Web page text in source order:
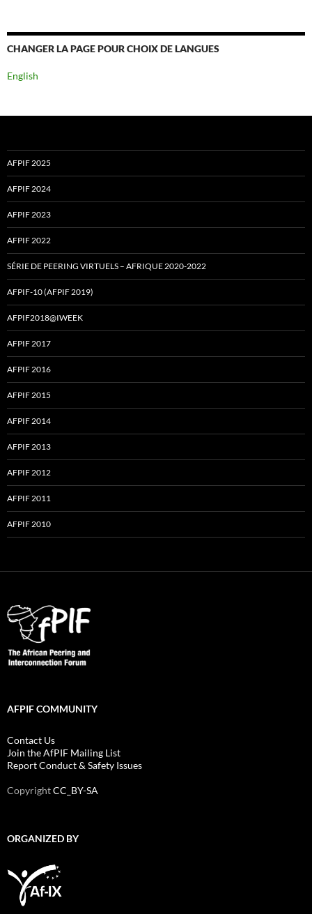
CHANGER LA PAGE POUR CHOIX DE LANGUES
English
AFPIF 2025
AFPIF 2024
AFPIF 2023
AFPIF 2022
SÉRIE DE PEERING VIRTUELS – AFRIQUE 2020-2022
AFPIF-10 (AFPIF 2019)
AFPIF2018@IWEEK
AFPIF 2017
AFPIF 2016
AFPIF 2015
AFPIF 2014
AFPIF 2013
AFPIF 2012
AFPIF 2011
AFPIF 2010
AFPIF COMMUNITY
Contact Us
Join the AfPIF Mailing List
Report Conduct & Safety Issues
CopyrightCC_BY-SA
ORGANIZED BY